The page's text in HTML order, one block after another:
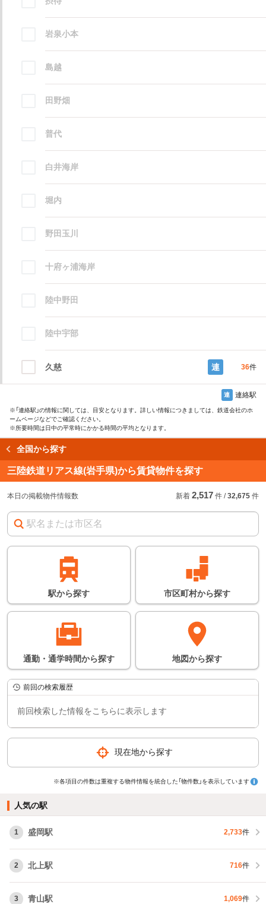
岩泉小本
島越
田野畑
普代
白井海岸
堀内
野田玉川
十府ヶ浦海岸
陸中野田
陸中宇部
久慈 連 36件
連 連絡駅
※ 「連絡駅」の情報に関しては、目安となります。詳しい情報につきましては、鉄道会社のホ
ームページなどでご確認ください。
※所要時間は日中の平常時にかかる時間の平均となります。
読み込み中…
始 始発駅 急
は、鉄道会社のホーム
ページなどでご確認く
常時にかかる時間の平
均となります。
全国から探す
三陸鉄道リアス線(岩手県)から賃貸物件を探す
本日の掲載物件情報数 新着 2,517 件 /32,675 件
駅から探す 市区町村から探す
通勤・通学時間から探す 地図から探す
前回の検索履歴
前回検索した情報をこちらに表示します
現在地から探す
※各項目の件数は重複する物件情報を統合した「物件数」を表示しています
人気の駅
1 盛岡駅 2,733件
2 北上駅 716件
3 青山駅 1,069件